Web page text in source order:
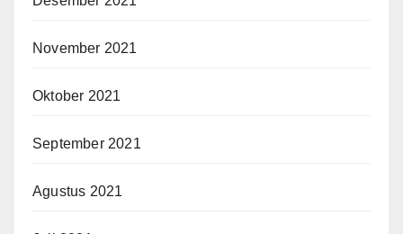
November 2021
Oktober 2021
September 2021
Agustus 2021